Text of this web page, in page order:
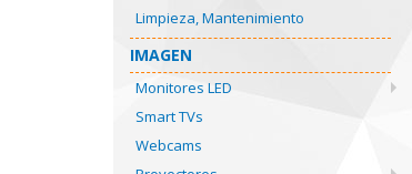
Limpieza, Mantenimiento
IMAGEN
Monitores LED
Smart TVs
Webcams